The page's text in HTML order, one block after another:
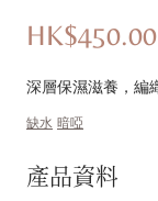
優
HK$450.00
深層保濕滋養，編
缺水 暗啞
產品資料